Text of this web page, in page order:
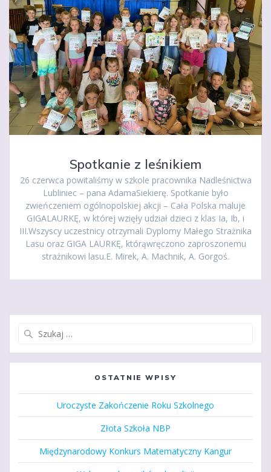
Spotkanie z leśnikiem
26 czerwca powitaliśmy w szkole pracownika Nadleśnictwa
Lubliniec – pana AdamaSiekierę. Spotkanie było
zwieńczeniem ogólnopolskiej akcji – Cała Polska maluje
GIGALAURKĘ, w której wzięły udział dzieci z klas Ia, Ib, i
III.Wszyscy uczestnicy otrzymali Dyplomy Małego Strażnika
Lasu oraz GIGA LAURKĘ, którąwręczono zaproszonemu
strażnikowi lasu.E. Mirek, A. Machnik, A. Gorgoś.
OSTATNIE WPISY
Uroczyste Zakończenie Roku Szkolnego
Złota Szkoła NBP
Międzynarodowy Konkurs Matematyczny Kangur